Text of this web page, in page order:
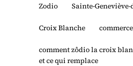
Zodio Sainte-Geneviève-
Croix Blanche commerce
comment zôdio la croix
et ce qui remplace